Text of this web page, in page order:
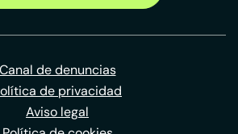
Canal de denuncias
de privacidad
Aviso legal